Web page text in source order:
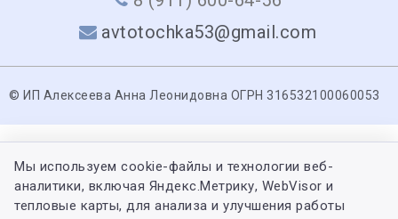
avtotochka53@gmail.com
© ИП Алексеева Анна Леонидовна ОГРН 316532100060053
Мы используем cookie-файлы и технологии веб-
аналитики, включая Яндекс.Метрику, WebVisor и
тепловые карты, для анализа и улучшения работы